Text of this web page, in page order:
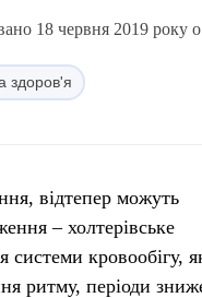
18 червня 2019 року
здоров'я
відтепер можуть
– холтерівське
кровообігу,
ритму, періоди